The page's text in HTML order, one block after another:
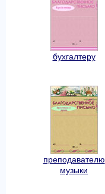
бухгалтеру
преподавателю
музыки